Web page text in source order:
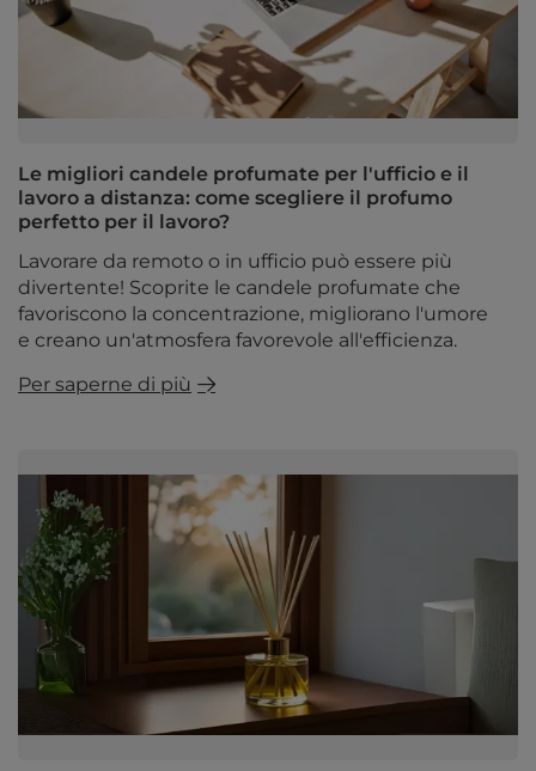
Le migliori candele profumate per l'ufficio e il
lavoro a distanza: come scegliere il profumo
perfetto per il lavoro?
Lavorare da remoto o in ufficio può essere più
divertente! Scoprite le candele profumate che
favoriscono la concentrazione, migliorano l'umore
e creano un'atmosfera favorevole all'efficienza.
Per saperne di più